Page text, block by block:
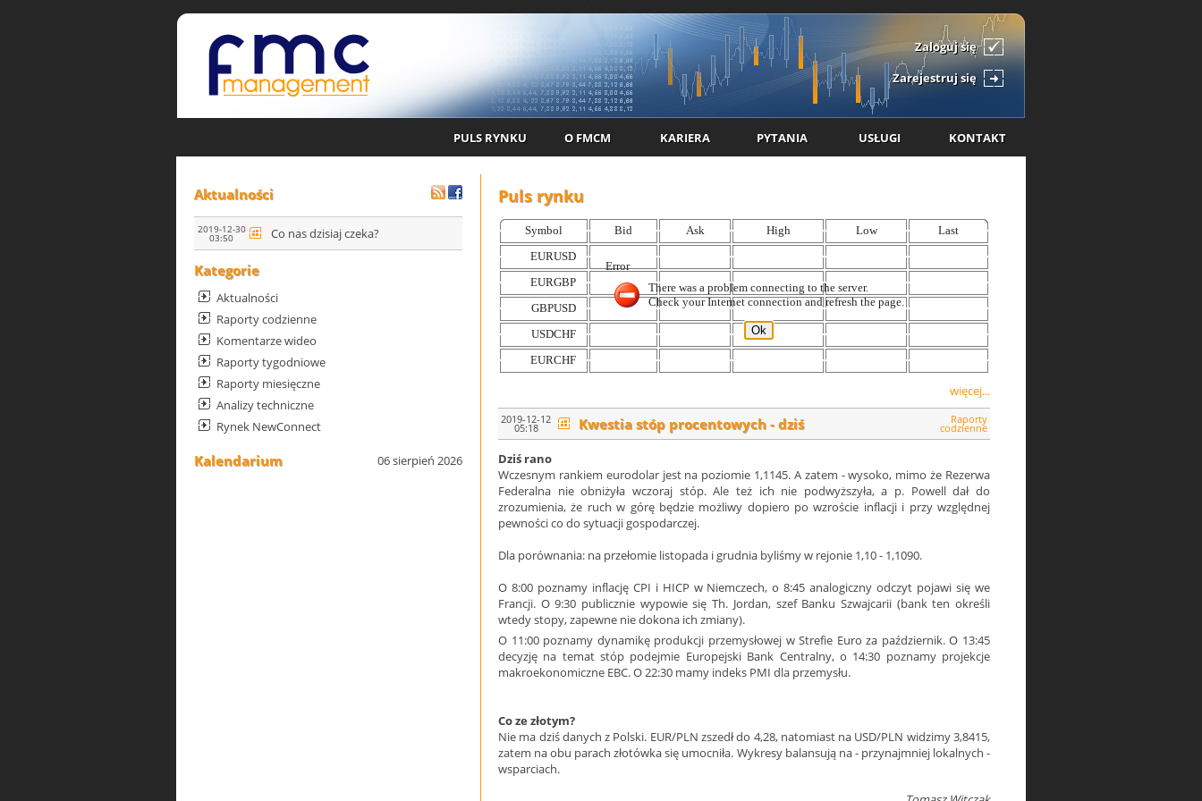
Zaloguj się
Zarejestruj się
PULS RYNKU O FMCM KARIERA PYTANIA USŁUGI KONTAKT
Aktualności
2019-12-30
03:50 Co nas dzisiaj czeka?
Kategorie
Aktualności
Raporty codzienne
Komentarze wideo
Raporty tygodniowe
Raporty miesięczne
Analizy techniczne
Rynek NewConnect
Kalendarium 06 sierpień 2026
Puls rynku
więcej...
2019-12-12
05:18 Kwestia stóp procentowych - dziś Raporty
codzienne
Dziś rano
Wczesnym rankiem eurodolar jest na poziomie 1,1145. A zatem - wysoko, mimo że Rezerwa
Federalna nie obniżyła wczoraj stóp. Ale też ich nie podwyższyła, a p. Powell dał do
zrozumienia, że ruch w górę będzie możliwy dopiero po wzroście inflacji i przy względnej
pewności co do sytuacji gospodarczej.
Dla porównania: na przełomie listopada i grudnia byliśmy w rejonie 1,10 - 1,1090.
O 8:00 poznamy inflację CPI i HICP w Niemczech, o 8:45 analogiczny odczyt pojawi się we
Francji. O 9:30 publicznie wypowie się Th. Jordan, szef Banku Szwajcarii (bank ten określi
wtedy stopy, zapewne nie dokona ich zmiany).
O 11:00 poznamy dynamikę produkcji przemysłowej w Strefie Euro za październik. O 13:45
decyzję na temat stóp podejmie Europejski Bank Centralny, o 14:30 poznamy projekcje
makroekonomiczne EBC. O 22:30 mamy indeks PMI dla przemysłu.
Co ze złotym?
Nie ma dziś danych z Polski. EUR/PLN zszedł do 4,28, natomiast na USD/PLN widzimy 3,8415,
zatem na obu parach złotówka się umocniła. Wykresy balansują na - przynajmniej lokalnych -
wsparciach.